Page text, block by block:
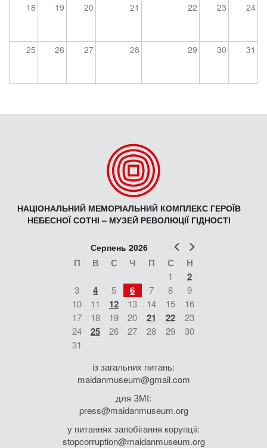
18 19 20 21 22 23 24
25 26 27 28 29 30 31
НАЦІОНАЛЬНИЙ МЕМОРІАЛЬНИЙ КОМПЛЕКС ГЕРОЇВ
НЕБЕСНОЇ СОТНІ – МУЗЕЙ РЕВОЛЮЦІЇ ГІДНОСТІ
Попер
Серпень 2026
П В С Ч П С Н
1 2
3 4 5 6 7 8
9
10
11 12 13 14 15
16
17
18 19 20 21 22
23
24
25 26 27 28 29
30
31
із загальних питань:
maidanmuseum@gmail.com
для ЗМІ:
press@maidanmuseum.org
у питаннях запобігання корупції:
stopcorruption@maidanmuseum.org